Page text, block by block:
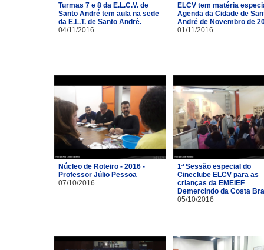
Turmas 7 e 8 da E.L.C.V. de
Santo André tem aula na sede
da E.L.T. de Santo André.
04/11/2016
ELCV tem matéria
Agenda da Cidade de
André de Novembro de
01/11/2016
Núcleo de Roteiro - 2016 -
Professor Júlio Pessoa
07/10/2016
1ª Sessão especial do
Cineclube ELCV para as
crianças da EMEIEF
Demercindo da Costa
05/10/2016